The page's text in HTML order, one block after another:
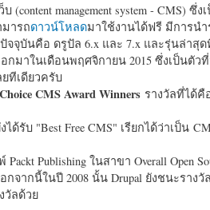
management system - CMS) ซึ่ง
ารถดาวน์โหลดมาใช้งานได้ฟรี มีการน
จจุบันคือ ดรูปัล 6.x และ 7.x และรุ่นล่าสุด
กมาในเดือนพฤศจิกายน 2015 ซึ่งเป็นตั
ยทีเดียวครับ
CMS Award Winners รางวัลที่ได้คื
ได้รับ "Best Free CMS" เรียกได้ว่าเป็น
Publishing ในสาขา Overall Open
จากนี้ในปี 2008 นั้น Drupal ยังชนะรางวั
วัลด้วย